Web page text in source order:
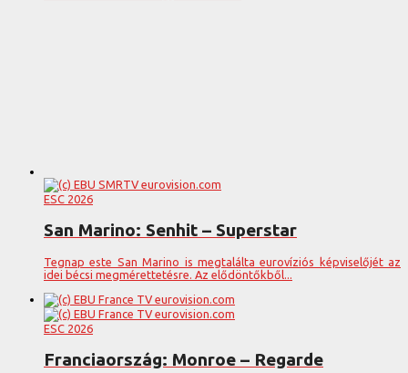
ESC 2026
San Marino: Senhit – Superstar
Tegnap este San Marino is megtalálta eurovíziós képviselőjét az
idei bécsi megmérettetésre. Az elődöntőkből...
ESC 2026
Franciaország: Monroe – Regarde